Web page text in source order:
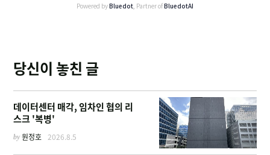
Powered byBluedot , Partner ofBluedotAI
당신이 놓친 글
데이터센터 매각, 임차인 협의 리
스크 '복병'
by원정호 2026.8.5